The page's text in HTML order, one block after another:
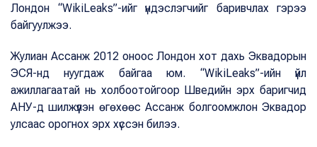
Лондон “WikiLeaks”-ийг үндэслэгчийг баривчлах гэрээ
байгуулжээ.
Жулиан Ассанж 2012 оноос Лондон хот дахь Эквадорын
ЭСЯ-нд нуугдаж байгаа юм. “WikiLeaks”-ийн үйл
ажиллагаатай нь холбоотойгоор Шведийн эрх баригчид
АНУ-д шилжүүлэн өгөхөөс Ассанж болгоомжлон Эквадор
улсаас орогнох эрх хүссэн билээ.